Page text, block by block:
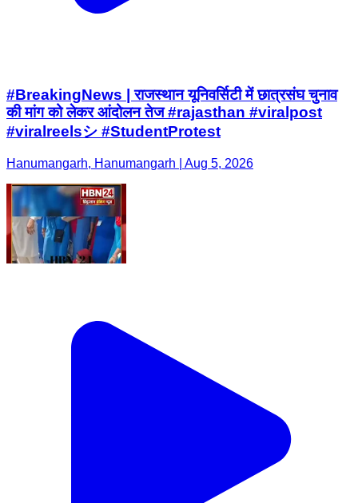
#BreakingNews | राजस्थान यूनिवर्सिटी में छात्रसंघ चुनाव
की मांग को लेकर आंदोलन तेज #rajasthan #viralpost
#viralreelsシ #StudentProtest
Hanumangarh, Hanumangarh | Aug 5, 2026